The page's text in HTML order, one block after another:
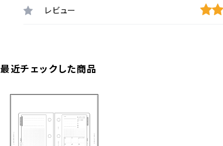
レビュー
最近チェックした商品